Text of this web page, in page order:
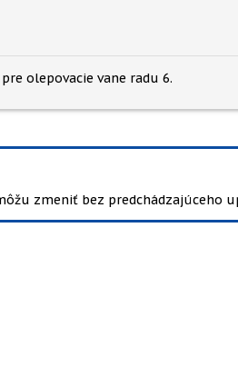
olepovacie vane radu 6.
zmeniť bez predchádzajúceho